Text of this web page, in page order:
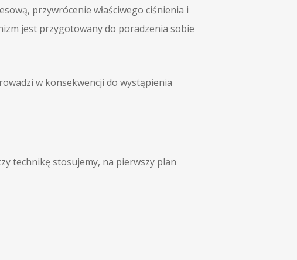
przywrócenie właściwego ciśnienia i
jest przygotowany do poradzenia sobie
w konsekwencji do wystąpienia
technikę stosujemy, na pierwszy plan